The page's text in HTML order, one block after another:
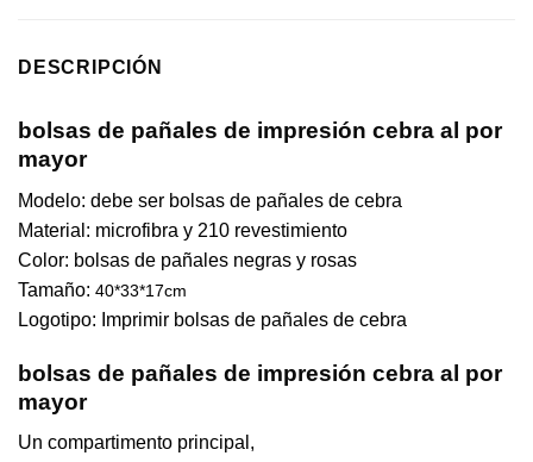
DESCRIPCIÓN
bolsas de pañales de impresión cebra al por
mayor
Modelo: debe ser bolsas de pañales de cebra
Material: microfibra y 210 revestimiento
Color: bolsas de pañales negras y rosas
Tamaño: 40*33*17cm
Logotipo: Imprimir bolsas de pañales de cebra
bolsas de pañales de impresión cebra al por
mayor
Un compartimento principal,